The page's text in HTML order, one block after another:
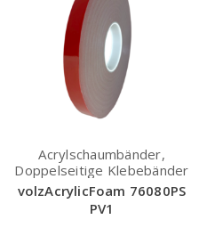
Acrylschaumbänder,
Doppelseitige Klebebänder
volzAcrylicFoam 76080PS
PV1